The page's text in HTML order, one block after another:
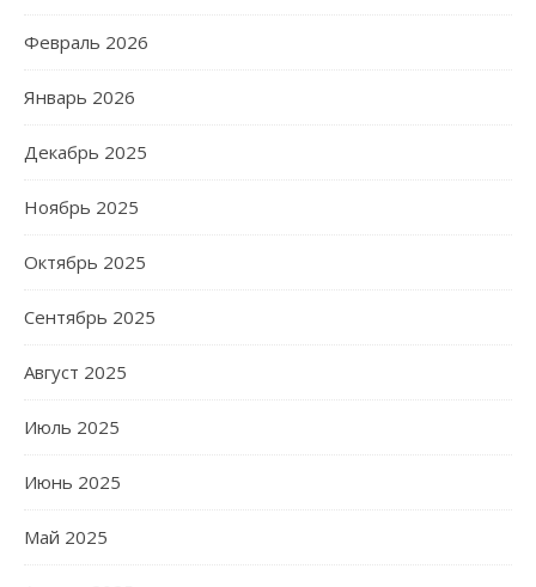
Февраль 2026
Январь 2026
Декабрь 2025
Ноябрь 2025
Октябрь 2025
Сентябрь 2025
Август 2025
Июль 2025
Июнь 2025
Май 2025